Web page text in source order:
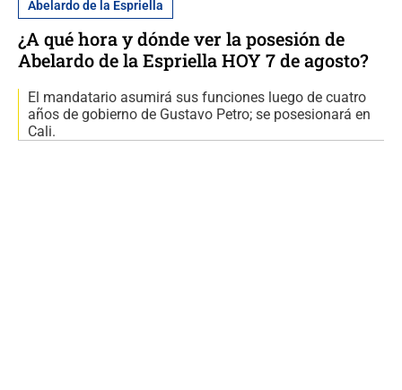
Abelardo de la Espriella
¿A qué hora y dónde ver la posesión de
Abelardo de la Espriella HOY 7 de agosto?
El mandatario asumirá sus funciones luego de cuatro
años de gobierno de Gustavo Petro; se posesionará en
Cali.